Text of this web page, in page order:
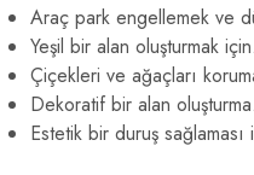
Araç park engellemek ve
Yeşil bir alan oluşturmak için.
Çiçekleri ve ağaçları
Dekoratif bir alan oluşturma.
Estetik bir duruş sağlaması